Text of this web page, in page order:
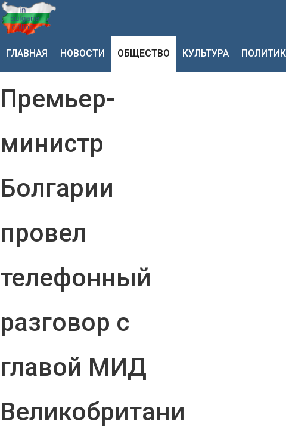
ГЛАВНАЯ НОВОСТИ ОБЩЕСТВО КУЛЬТУРА
Премьер-
министр
Болгарии
провел
телефонный
разговор с
главой МИД
Великобритани